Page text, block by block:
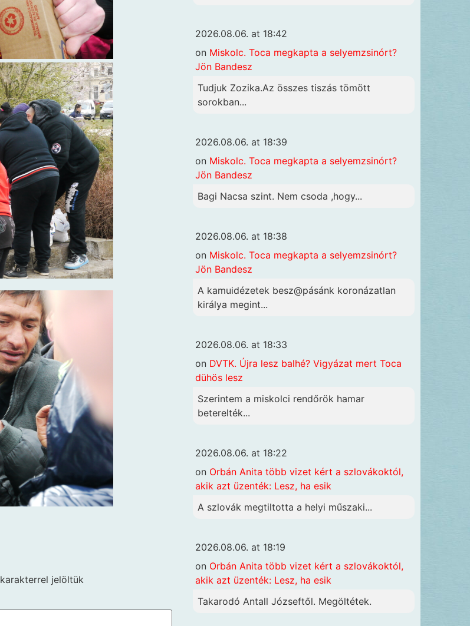
karakterrel jelöltük
2026.08.06. at 18:42
on Miskolc. Toca megkapta a selyemzsinórt?
Jön Bandesz
Tudjuk Zozika.Az összes tiszás tömött
sorokban...
2026.08.06. at 18:39
on Miskolc. Toca megkapta a selyemzsinórt?
Jön Bandesz
Bagi Nacsa szint. Nem csoda ,hogy...
2026.08.06. at 18:38
on Miskolc. Toca megkapta a selyemzsinórt?
Jön Bandesz
A kamuidézetek besz@pásánk koronázatlan
királya megint...
2026.08.06. at 18:33
on DVTK. Újra lesz balhé? Vigyázat mert Toca
dühös lesz
Szerintem a miskolci rendőrök hamar
beterelték...
2026.08.06. at 18:22
on Orbán Anita több vizet kért a szlovákoktól,
akik azt üzenték: Lesz, ha esik
A szlovák megtiltotta a helyi műszaki...
2026.08.06. at 18:19
on Orbán Anita több vizet kért a szlovákoktól,
akik azt üzenték: Lesz, ha esik
Takarodó Antall Józseftől. Megöltétek.